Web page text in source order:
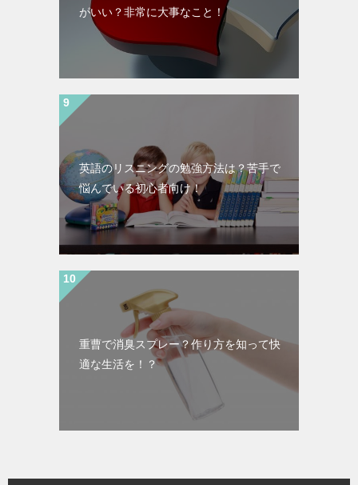
がいい？非常に大事なこと！
英語のリスニングの勉強方法は？苦手で
悩んでいる初心者向け！
重曹で消臭スプレー？作り方を知って快
適な生活を！？